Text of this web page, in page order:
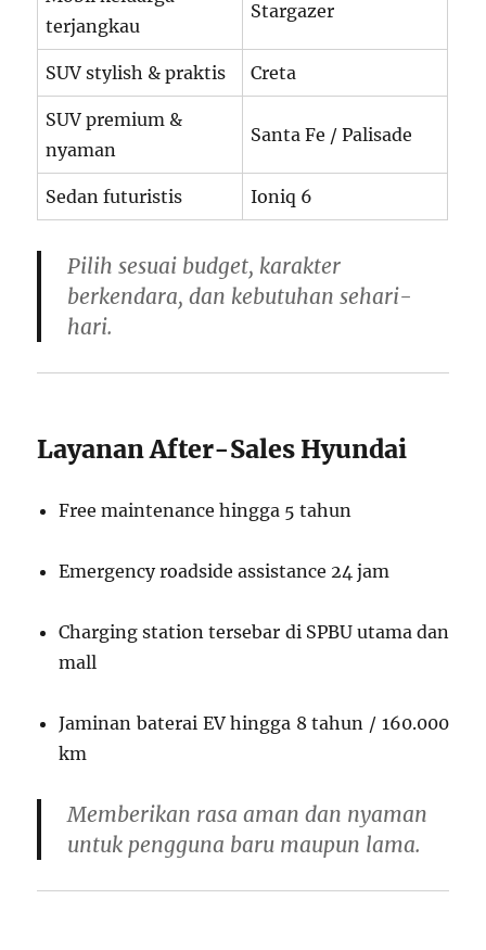
terjangkau
Stargazer
SUV stylish & praktis Creta
SUV premium &
nyaman
Santa Fe / Palisade
Sedan futuristis Ioniq 6
Pilih sesuai budget, karakter
berkendara, dan kebutuhan sehari-
hari.
Layanan After-Sales Hyundai
Free maintenance hingga 5 tahun
Emergency roadside assistance 24 jam
Charging station tersebar di SPBU utama dan
mall
Jaminan baterai EV hingga 8 tahun / 160.000
km
Memberikan rasa aman dan nyaman
untuk pengguna baru maupun lama.